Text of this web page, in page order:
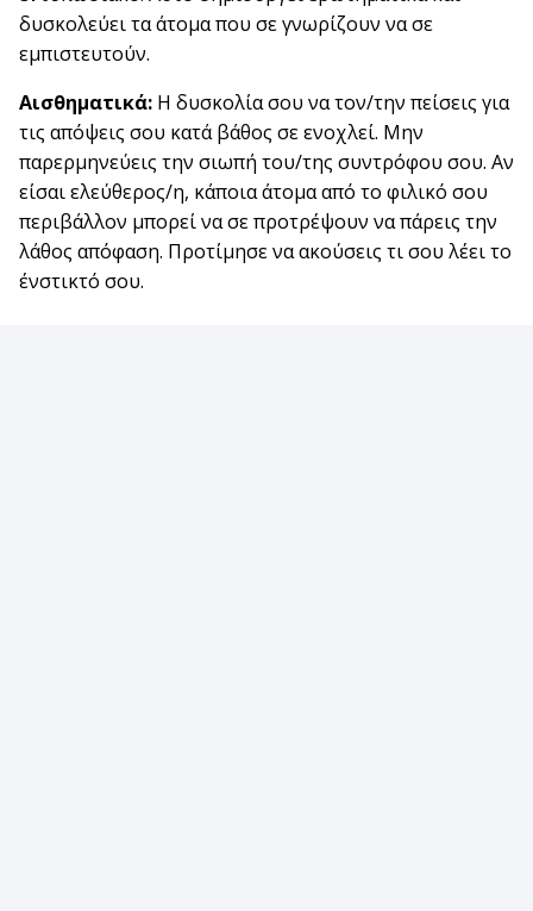
δυσκολεύει τα άτομα που σε γνωρίζουν να σε
εμπιστευτούν.
Αισθηματικά: Η δυσκολία σου να τον/την πείσεις για
τις απόψεις σου κατά βάθος σε ενοχλεί. Μην
παρερμηνεύεις την σιωπή του/της συντρόφου σου. Αν
είσαι ελεύθερος/η, κάποια άτομα από το φιλικό σου
περιβάλλον μπορεί να σε προτρέψουν να πάρεις την
λάθος απόφαση. Προτίμησε να ακούσεις τι σου λέει το
ένστικτό σου.